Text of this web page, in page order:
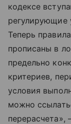
кодексе
регулирующие
Теперь
прописаны в
предельно
критериев,
условия
можно
перерасчета»,